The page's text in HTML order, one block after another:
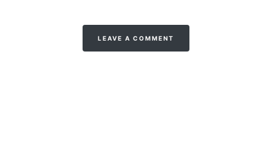
LEAVE A COMMENT